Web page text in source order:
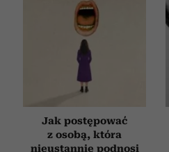
Jak postępować
z osobą, która
nieustannie podnosi